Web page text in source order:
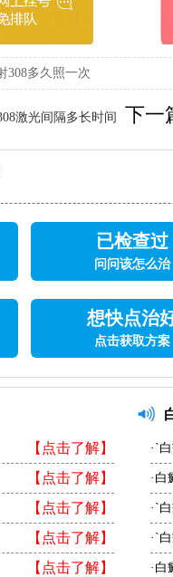
308多久照一次
激光间隔多长时间 下一
已检查过
问问该怎么治
想快点治
点击获取方案
【点击了解】
【点击了解】
【点击了解】
【点击了解】
【点击了解】
·`
·白
·`
·`
·白